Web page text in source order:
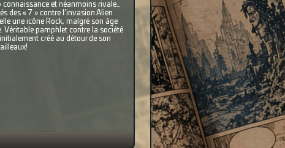
connaissance et néanmoins rivale…
des « 7 » contre l’invasion Alien.
une icône Rock, malgré son âge
Véritable pamphlet contre la société
créé au détour de son